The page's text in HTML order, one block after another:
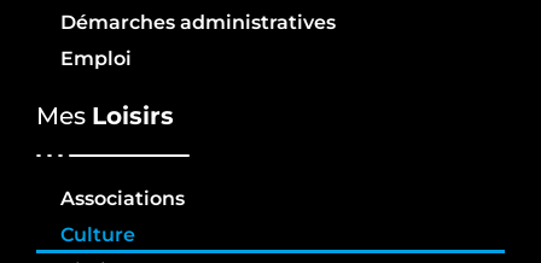
Démarches administratives
Emploi
Mes Loisirs
Associations
Culture